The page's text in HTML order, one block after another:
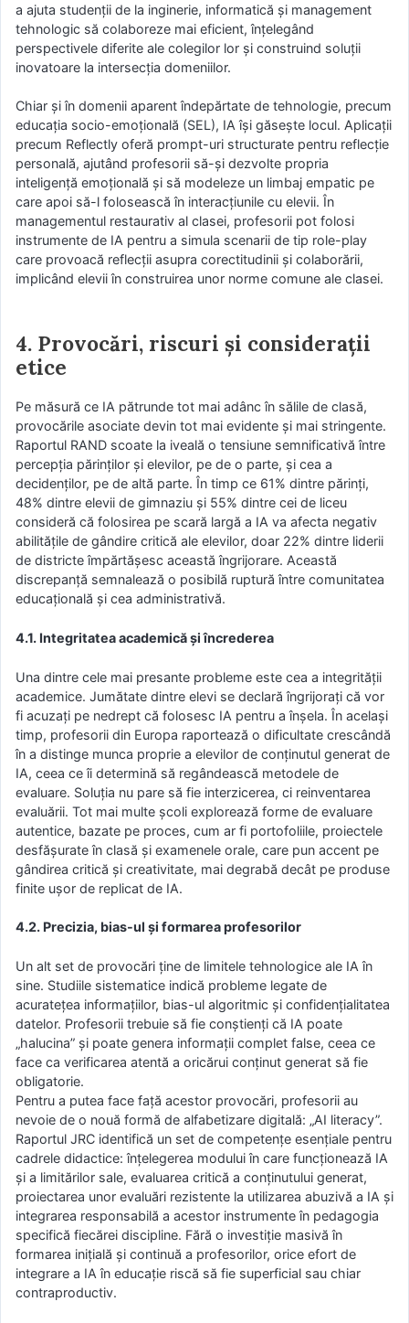
a ajuta studenții de la inginerie, informatică și management
tehnologic să colaboreze mai eficient, înțelegând
perspectivele diferite ale colegilor lor și construind soluții
inovatoare la intersecția domeniilor.
Chiar și în domenii aparent îndepărtate de tehnologie, precum
educația socio-emoțională (SEL), IA își găsește locul. Aplicații
precum Reflectly oferă prompt-uri structurate pentru reflecție
personală, ajutând profesorii să-și dezvolte propria
inteligență emoțională și să modeleze un limbaj empatic pe
care apoi să-l folosească în interacțiunile cu elevii. În
managementul restaurativ al clasei, profesorii pot folosi
instrumente de IA pentru a simula scenarii de tip role-play
care provoacă reflecții asupra corectitudinii și colaborării,
implicând elevii în construirea unor norme comune ale clasei.
4. Provocări, riscuri și considerații
etice
Pe măsură ce IA pătrunde tot mai adânc în sălile de clasă,
provocările asociate devin tot mai evidente și mai stringente.
Raportul RAND scoate la iveală o tensiune semnificativă între
percepția părinților și elevilor, pe de o parte, și cea a
decidenților, pe de altă parte. În timp ce 61% dintre părinți,
48% dintre elevii de gimnaziu și 55% dintre cei de liceu
consideră că folosirea pe scară largă a IA va afecta negativ
abilitățile de gândire critică ale elevilor, doar 22% dintre liderii
de districte împărtășesc această îngrijorare. Această
discrepanță semnalează o posibilă ruptură între comunitatea
educațională și cea administrativă.
4.1. Integritatea academică și încrederea
Una dintre cele mai presante probleme este cea a integrității
academice. Jumătate dintre elevi se declară îngrijorați că vor
fi acuzați pe nedrept că folosesc IA pentru a înșela. În același
timp, profesorii din Europa raportează o dificultate crescândă
în a distinge munca proprie a elevilor de conținutul generat de
IA, ceea ce îi determină să regândească metodele de
evaluare. Soluția nu pare să fie interzicerea, ci reinventarea
evaluării. Tot mai multe școli explorează forme de evaluare
autentice, bazate pe proces, cum ar fi portofoliile, proiectele
desfășurate în clasă și examenele orale, care pun accent pe
gândirea critică și creativitate, mai degrabă decât pe produse
finite ușor de replicat de IA.
4.2. Precizia, bias-ul și formarea profesorilor
Un alt set de provocări ține de limitele tehnologice ale IA în
sine. Studiile sistematice indică probleme legate de
acuratețea informațiilor, bias-ul algoritmic și confidențialitatea
datelor. Profesorii trebuie să fie conștienți că IA poate
„halucina” și poate genera informații complet false, ceea ce
face ca verificarea atentă a oricărui conținut generat să fie
obligatorie.
Pentru a putea face față acestor provocări, profesorii au
nevoie de o nouă formă de alfabetizare digitală: „AI literacy”.
Raportul JRC identifică un set de competențe esențiale pentru
cadrele didactice: înțelegerea modului în care funcționează IA
și a limitărilor sale, evaluarea critică a conținutului generat,
proiectarea unor evaluări rezistente la utilizarea abuzivă a IA și
integrarea responsabilă a acestor instrumente în pedagogia
specifică fiecărei discipline. Fără o investiție masivă în
formarea inițială și continuă a profesorilor, orice efort de
integrare a IA în educație riscă să fie superficial sau chiar
contraproductiv.